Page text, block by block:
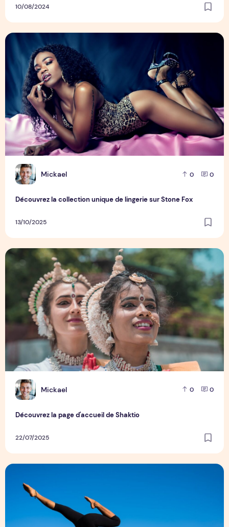
10/08/2024
M Mickael 0 0
Découvrez la collection unique de lingerie sur Stone Fox
13/10/2025
Découvrez la collection unique de lingerie sur Stone Fox
M Mickael 0 0
Découvrez la page d'accueil de Shaktio
22/07/2025
Découvrez la page d'accueil de Shaktio
Discover Shaktio: Your Gateway to Wellness and Balance